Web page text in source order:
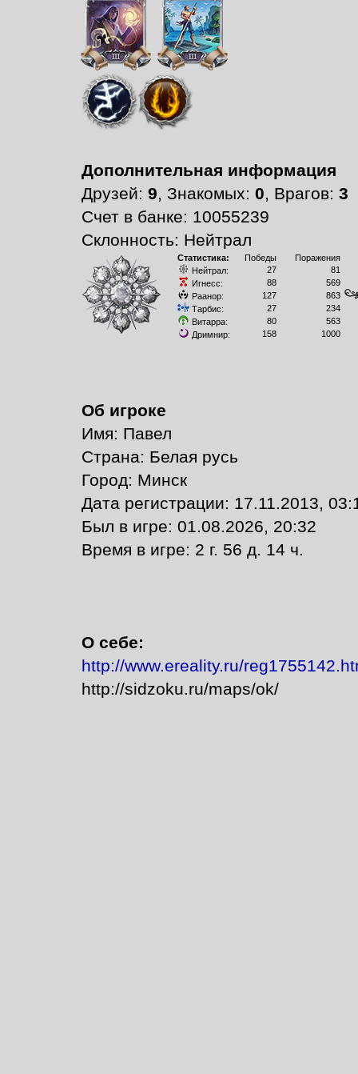
Дополнительная информация
Друзей: 9, Знакомых: 0, Врагов: 3
Счет в банке: 10055239
Склонность: Нейтрал
Статистика: Победы
Поражения
Нейтрал:
27
81
Игнесс:
88
569
Раанор:
127
863
Тарбис:
27
234
Витарра:
80
563
Дримнир:
158 1000
Об игроке
Имя: Павел
Страна: Белая русь
Город: Минск
Дата регистрации: 17.11.2013,
Был в игре: 01.08.2026, 20:32
Время в игре: 2 г. 56 д. 14 ч.
О себе:
http://www.ereality.ru/
http://sidzoku.ru/maps/ok/